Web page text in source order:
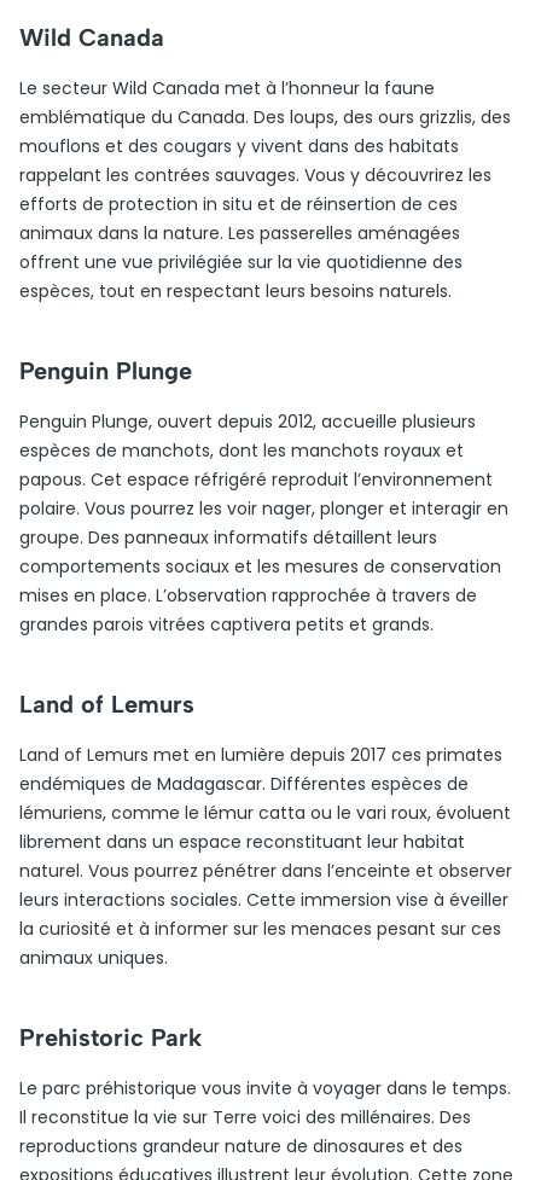
Wild Canada
Le secteur Wild Canada met à l’honneur la faune
emblématique du Canada. Des loups, des ours grizzlis, des
mouflons et des cougars y vivent dans des habitats
rappelant les contrées sauvages. Vous y découvrirez les
efforts de protection in situ et de réinsertion de ces
animaux dans la nature. Les passerelles aménagées
offrent une vue privilégiée sur la vie quotidienne des
espèces, tout en respectant leurs besoins naturels.
Penguin Plunge
Penguin Plunge, ouvert depuis 2012, accueille plusieurs
espèces de manchots, dont les manchots royaux et
papous. Cet espace réfrigéré reproduit l’environnement
polaire. Vous pourrez les voir nager, plonger et interagir en
groupe. Des panneaux informatifs détaillent leurs
comportements sociaux et les mesures de conservation
mises en place. L’observation rapprochée à travers de
grandes parois vitrées captivera petits et grands.
Land of Lemurs
Land of Lemurs met en lumière depuis 2017 ces primates
endémiques de Madagascar. Différentes espèces de
lémuriens, comme le lémur catta ou le vari roux, évoluent
librement dans un espace reconstituant leur habitat
naturel. Vous pourrez pénétrer dans l’enceinte et observer
leurs interactions sociales. Cette immersion vise à éveiller
la curiosité et à informer sur les menaces pesant sur ces
animaux uniques.
Prehistoric Park
Le parc préhistorique vous invite à voyager dans le temps.
Il reconstitue la vie sur Terre voici des millénaires. Des
reproductions grandeur nature de dinosaures et des
expositions éducatives illustrent leur évolution. Cette zone